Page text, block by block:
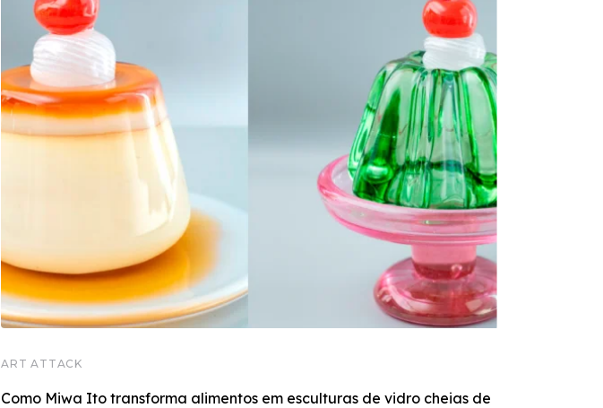
ART ATTACK
Como Miwa Ito transforma alimentos em esculturas de vidro cheias de